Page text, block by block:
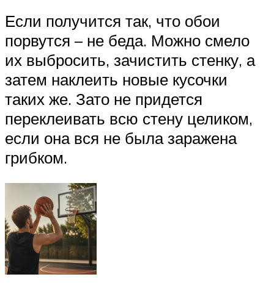
Если получится так, что обои
порвутся – не беда. Можно смело
их выбросить, зачистить стенку, а
затем наклеить новые кусочки
таких же. Зато не придется
переклеивать всю стену целиком,
если она вся не была заражена
грибком.